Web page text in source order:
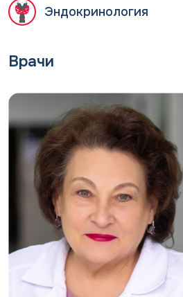
самой железы или
Дефицит АКТГ →
Дефицит ТТГ → симптомы
(утомляемость, зябкость,
Дефицит ФСГ и ЛГ → у
цикла, бесплодие; у
либидо, эректильная
Дефицит СТГ → у
снижение мышечной
ожирение, остеопороз
Диагностика:
Гормональный профиль
Эндокринология
Врачи